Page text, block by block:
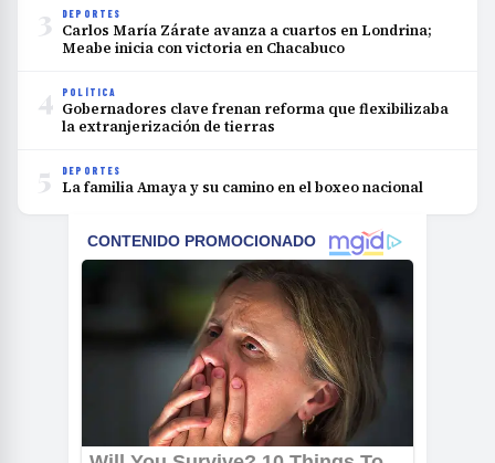
3 DEPORTES
Carlos María Zárate avanza a cuartos en Londrina;
Meabe inicia con victoria en Chacabuco
4 POLÍTICA
Gobernadores clave frenan reforma que flexibilizaba
la extranjerización de tierras
5 DEPORTES
La familia Amaya y su camino en el boxeo nacional